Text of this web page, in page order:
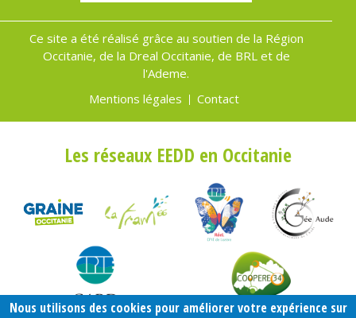
Ce site a été réalisé grâce au soutien de la Région
Occitanie, de la Dreal Occitanie, de BRL et de
l'Ademe.
Menu
Mentions légales Contact
Les réseaux EEDD en Occitanie
Nous utilisons des cookies pour améliorer votre expérience sur